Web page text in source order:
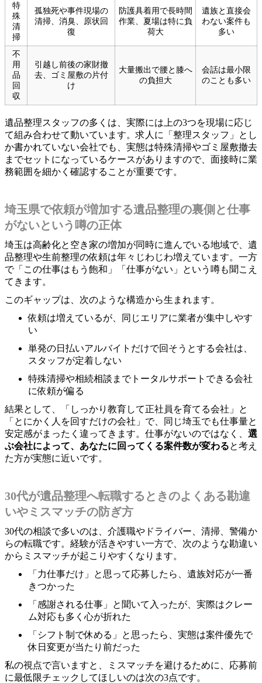
特
殊
清
掃
孤独死や事件現場の
清掃、消臭、原状回
復
防護具着用で長時間
作業、夏場は特に負
荷大
遺族と直接会
わない案件も
多い
不
用
品
回
収
引越し前後の家財撤
去、ゴミ屋敷の片付
け
大量搬出で腰と膝へ
の負担大
会話は最小限
のことも多い
遺品整理スタッフの多くは、実際には上の3つを現場に応じ
て組み合わせて動いています。求人に「整理スタッフ」とし
か書かれていない会社でも、実態は特殊清掃やゴミ屋敷撤去
までセットになっているケースがありますので、面接時に業
務範囲を細かく確認することが重要です。
埼玉県で依頼が増加する遺品整理の裏側と仕事
がないという噂の正体
埼玉は高齢化と空き家の増加が同時に進んでいる地域で、遺
品整理や生前整理の依頼は年々じわじわ増えています。一方
で「この仕事はもう飽和」「仕事がない」という噂も聞こえ
てきます。
このギャップは、次のような構造から生まれます。
依頼は増えているが、同じエリアに業者が集中しやす
い
単発の日払いアルバイトだけで回そうとする会社は、
スタッフが定着しない
特殊清掃や相続相談までトータルサポートできる会社
に依頼が偏る
結果として、「しっかり教育して正社員を育てる会社」と
「とにかく人を回すだけの会社」で、同じ埼玉でも仕事量と
安定感がまったく違ってきます。仕事がないのではなく、 選
ぶ会社によって、あなたに回ってくる案件数が変わると考え
た方が実態に近いです。
30代が遺品整理へ転職するときのよくある勘違
いやミスマッチの防ぎ方
30代の相談で多いのは、介護職やドライバー、清掃、警備か
らの転職です。経験が活きやすい一方で、次のような勘違い
からミスマッチが起こりやすくなります。
「力仕事だけ」と思って応募したら、遺族対応が一番
きつかった
「感謝される仕事」と聞いて入ったが、実際はクレー
ム対応も多く心が折れた
「シフト制で休める」と思ったら、実態は案件優先で
休日変更が当たり前だった
私の視点で言いますと、ミスマッチを避けるために、応募前
に最低限チェックしてほしいのは次の3点です。